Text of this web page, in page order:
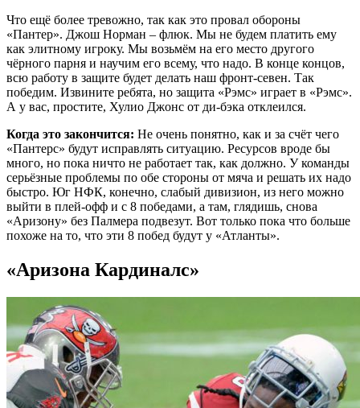
Что ещё более тревожно, так как это провал обороны
«Пантер». Джош Норман – флюк. Мы не будем платить ему
как элитному игроку. Мы возьмём на его место другого
чёрного парня и научим его всему, что надо. В конце концов,
всю работу в защите будет делать наш фронт-севен. Так
победим. Извините ребята, но защита «Рэмс» играет в «Рэмс».
А у вас, простите, Хулио Джонс от ди-бэка отклеился.
Когда это закончится: Не очень понятно, как и за счёт чего
«Пантерс» будут исправлять ситуацию. Ресурсов вроде бы
много, но пока ничто не работает так, как должно. У команды
серьёзные проблемы по обе стороны от мяча и решать их надо
быстро. Юг НФК, конечно, слабый дивизион, из него можно
выйти в плей-офф и с 8 победами, а там, глядишь, снова
«Аризону» без Палмера подвезут. Вот только пока что больше
похоже на то, что эти 8 побед будут у «Атланты».
«Аризона Кардиналс»